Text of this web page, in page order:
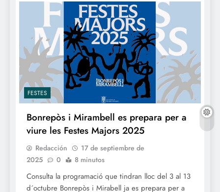
FESTES
Bonrepòs i Mirambell es prepara per a
viure les Festes Majors 2025
Redacción
17 de septiembre de
2025
0 8 minutos
Consulta la programació que tindran lloc del 3 al 13
d´octubre Bonrepòs i Mirabell ja es prepara per a